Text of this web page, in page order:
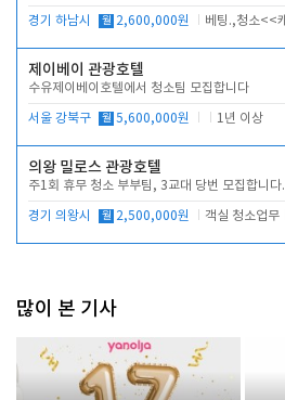
경기 하남시 월 2,600,000원
제이베이 관광호텔
수유제이베이호텔에서 청소팀 모집합니다
서울 강북구 월 5,600,000원 1년 이상
의왕 밀로스 관광호텔
주1회 휴무 청소 부부팀, 3교대 당번 모집합니다.
경기 의왕시 월 2,500,000원 객실 청소업무
많이 본 기사